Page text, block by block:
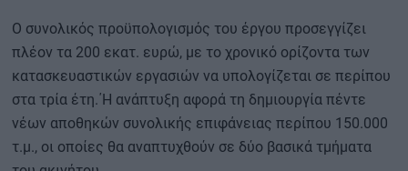
Ο συνολικός προϋπολογισμός του έργου προσεγγίζει
πλέον τα 200 εκατ. ευρώ, με το χρονικό ορίζοντα των
κατασκευαστικών εργασιών να υπολογίζεται σε περίπου
στα τρία έτη.΄Η ανάπτυξη αφορά τη δημιουργία πέντε
νέων αποθηκών συνολικής επιφάνειας περίπου 150.000
τ.μ., οι οποίες θα αναπτυχθούν σε δύο βασικά τμήματα